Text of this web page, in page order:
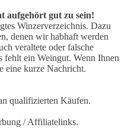
aufgehört gut zu sein!
Winzerverzeichnis. Dazu
denen wir habhaft werden
veraltete oder falsche
fehlt ein Weingut. Wenn Ihnen
eine kurze Nachricht.
qualifizierten Käufen.
/ Affiliatelinks.